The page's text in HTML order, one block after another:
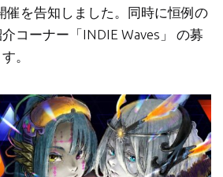
催を告知しました。同時に恒例の
コーナー「INDIE Waves」 の募
。